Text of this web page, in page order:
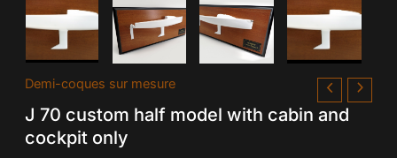
Demi-coques sur mesure
J 70 custom half model with cabin and
cockpit only